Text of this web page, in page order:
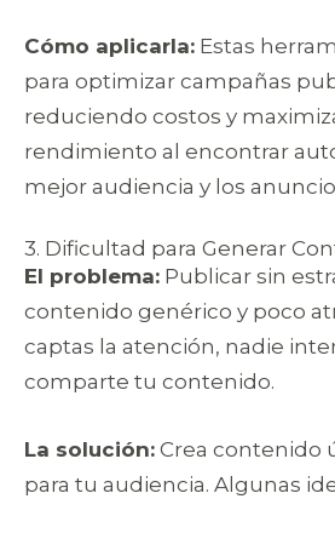
Cómo aplicarla: Estas
para optimizar campañas
reduciendo costos y
rendimiento al encontrar
mejor audiencia y los
3. Dificultad para Generar
El problema: Publicar sin
contenido genérico y poco
captas la atención, nadie
comparte tu contenido.
La solución: Crea contenido
para tu audiencia. Algunas